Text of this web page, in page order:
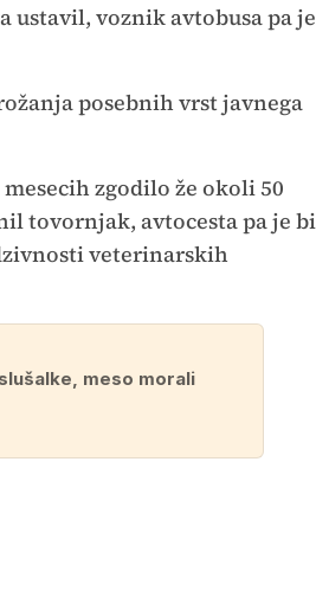
ustavil, voznik avtobusa pa je
posebnih vrst javnega
zgodilo že okoli 50
tovornjak, avtocesta pa je
veterinarskih
meso morali